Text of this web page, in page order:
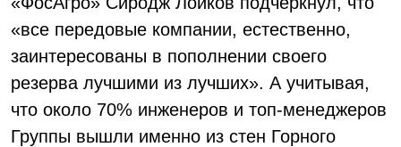
«все передовые компании, естественно,
заинтересованы в пополнении своего
резерва лучшими из лучших». А учитывая,
что около 70% инженеров и топ-менеджеров
Группы вышли именно из стен Горного